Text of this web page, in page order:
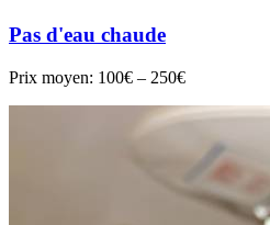
Pas d'eau chaude
Prix moyen: 100€ – 250€